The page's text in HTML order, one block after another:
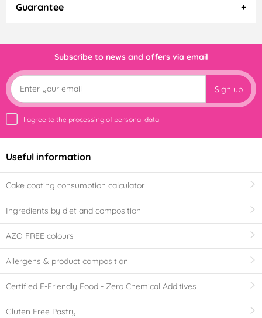
Guarantee
Subscribe to news and offers via email
Sign up
I agree to the processing of personal data
Useful information
Cake coating consumption calculator
Ingredients by diet and composition
AZO FREE colours
Allergens & product composition
Certified E-Friendly Food - Zero Chemical Additives
Gluten Free Pastry